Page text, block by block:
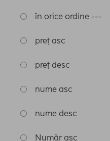
în orice ordine ---
preț asc
preț desc
nume asc
nume desc
Număr asc